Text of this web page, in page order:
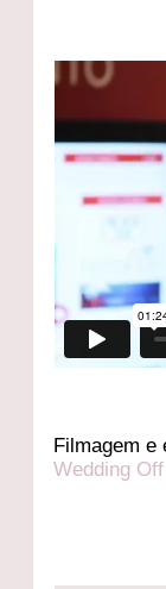
Filmagem
Wedding Off